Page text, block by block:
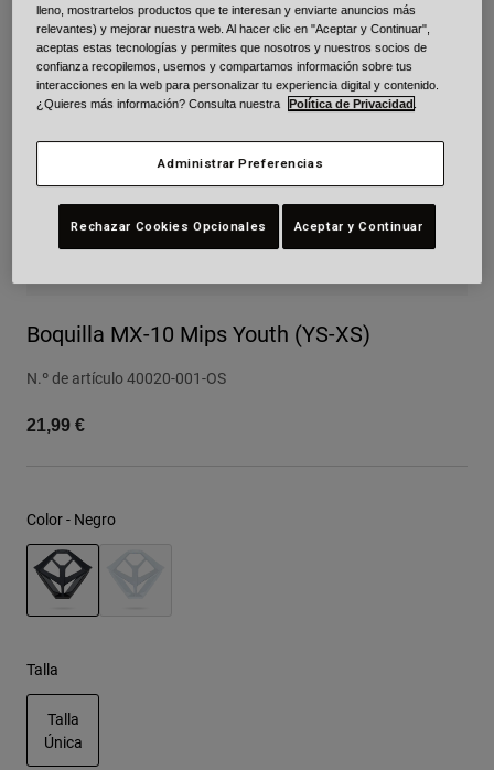
Adventure
Retro
Recambios
Ver todo
Urban
BMX
Ver todo
Boquilla MX-10 Mips Youth (YS-XS)
N.º de artículo40020-001-OS
21,99 €
Color - Negro
Talla
Talla
Única
lleno, mostrartelos productos que te interesan y enviarte anuncios más
relevantes) y mejorar nuestra web. Al hacer clic en "Aceptar y Continuar",
aceptas estas tecnologías y permites que nosotros y nuestros socios de
confianza recopilemos, usemos y compartamos información sobre tus
interacciones en la web para personalizar tu experiencia digital y contenido.
¿Quieres más información? Consulta nuestra
Política de Privacidad
Administrar Preferencias
Rechazar Cookies Opcionales Aceptar y Continuar